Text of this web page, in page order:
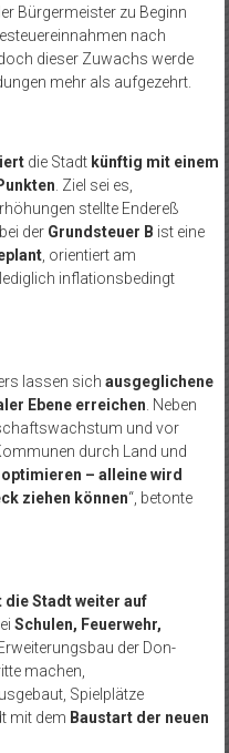
Bürgermeister zu Beginn
nach
dieser Zuwachs werde
mehr als aufgezehrt.
die Stadt künftig mit einem
. Ziel sei es,
stellte Endereß
der Grundsteuer B ist eine
, orientiert am
inflationsbedingt
lassen sich ausgeglichene
Ebene erreichen. Neben
und vor
durch Land und
– alleine wird
ziehen können“, betonte
Stadt weiter auf
Schulen, Feuerwehr,
der Don-
machen,
Spielplätze
mit dem Baustart der neuen